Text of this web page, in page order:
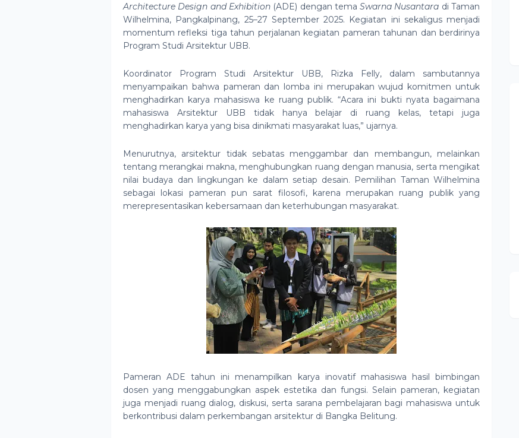
Architecture Design and Exhibition(ADE) dengan temaSwarna Nusantara di Taman
Wilhelmina, Pangkalpinang, 25–27 September 2025. Kegiatan ini sekaligus menjadi
momentum refleksi tiga tahun perjalanan kegiatan pameran tahunan dan berdirinya
Program Studi Arsitektur UBB.
Koordinator Program Studi Arsitektur UBB, Rizka Felly, dalam sambutannya
menyampaikan bahwa pameran dan lomba ini merupakan wujud komitmen untuk
menghadirkan karya mahasiswa ke ruang publik. “Acara ini bukti nyata bagaimana
mahasiswa Arsitektur UBB tidak hanya belajar di ruang kelas, tetapi juga
menghadirkan karya yang bisa dinikmati masyarakat luas,” ujarnya.
Menurutnya, arsitektur tidak sebatas menggambar dan membangun, melainkan
tentang merangkai makna, menghubungkan ruang dengan manusia, serta mengikat
nilai budaya dan lingkungan ke dalam setiap desain. Pemilihan Taman Wilhelmina
sebagai lokasi pameran pun sarat filosofi, karena merupakan ruang publik yang
merepresentasikan kebersamaan dan keterhubungan masyarakat.
Pameran ADE tahun ini menampilkan karya inovatif mahasiswa hasil bimbingan
dosen yang menggabungkan aspek estetika dan fungsi. Selain pameran, kegiatan
juga menjadi ruang dialog, diskusi, serta sarana pembelajaran bagi mahasiswa untuk
berkontribusi dalam perkembangan arsitektur di Bangka Belitung.